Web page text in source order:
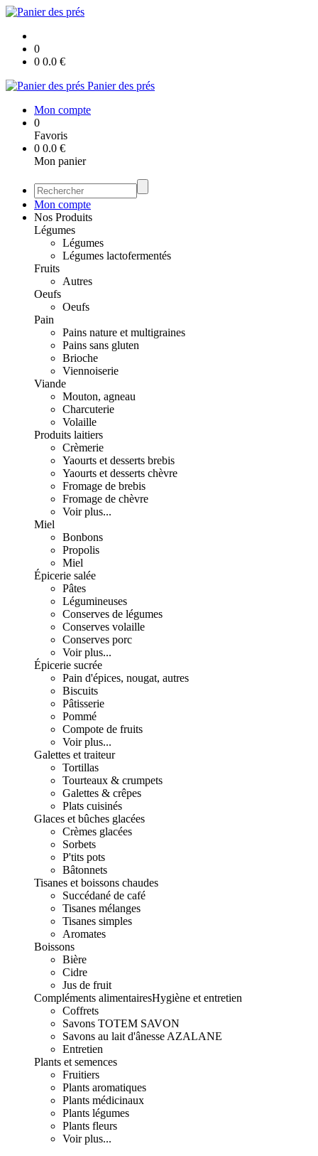
0
0 0.0 €
Panier des prés
Mon compte
0
Favoris
0 0.0 €
Mon panier
Mon compte
Nos Produits
Légumes
Légumes
Légumes lactofermentés
Fruits
Autres
Oeufs
Oeufs
Pain
Pains nature et multigraines
Pains sans gluten
Brioche
Viennoiserie
Viande
Mouton, agneau
Charcuterie
Volaille
Produits laitiers
Crèmerie
Yaourts et desserts brebis
Yaourts et desserts chèvre
Fromage de brebis
Fromage de chèvre
Voir plus...
Miel
Bonbons
Propolis
Miel
Épicerie salée
Pâtes
Légumineuses
Conserves de légumes
Conserves volaille
Conserves porc
Voir plus...
Épicerie sucrée
Pain d'épices, nougat, autres
Biscuits
Pâtisserie
Pommé
Compote de fruits
Voir plus...
Galettes et traiteur
Tortillas
Tourteaux & crumpets
Galettes & crêpes
Plats cuisinés
Glaces et bûches glacées
Crèmes glacées
Sorbets
P'tits pots
Bâtonnets
Tisanes et boissons chaudes
Succédané de café
Tisanes mélanges
Tisanes simples
Aromates
Boissons
Bière
Cidre
Jus de fruit
Compléments alimentairesHygiène et entretien
Coffrets
Savons TOTEM SAVON
Savons au lait d'ânesse AZALANE
Entretien
Plants et semences
Fruitiers
Plants aromatiques
Plants médicinaux
Plants légumes
Plants fleurs
Voir plus...